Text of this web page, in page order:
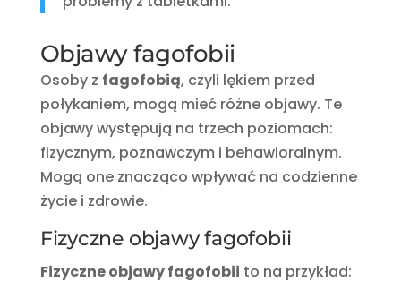
Objawy fagofobii
Osoby z fagofobią, czyli lękiem przed
połykaniem, mogą mieć różne objawy. Te
objawy występują na trzech poziomach:
fizycznym, poznawczym i behawioralnym.
Mogą one znacząco wpływać na codzienne
życie i zdrowie.
Fizyczne objawy fagofobii
Fizyczne objawy fagofobii to na przykład: